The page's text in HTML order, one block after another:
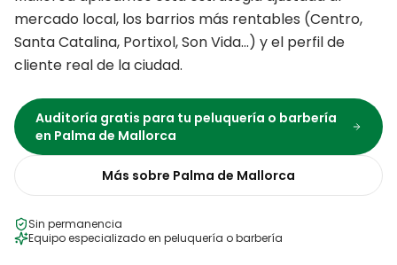
mercado local, los barrios más rentables (Centro,
Santa Catalina, Portixol, Son Vida…) y el perfil de
cliente real de la ciudad.
Auditoría gratis para tu peluquería o barbería
en Palma de Mallorca
Más sobre Palma de Mallorca
Sin permanencia
Equipo especializado en peluquería o barbería